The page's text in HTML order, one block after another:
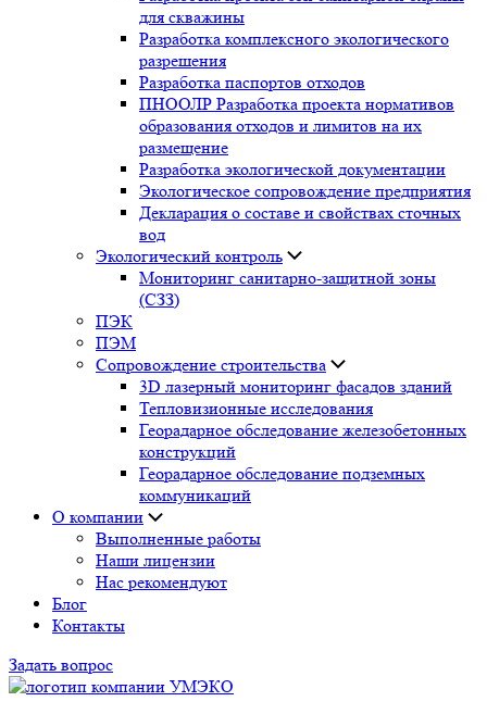
для скважины
Разработка комплексного экологического
разрешения
Разработка паспортов отходов
ПНООЛР Разработка проекта нормативов
образования отходов и лимитов на их
размещение
Разработка экологической документации
Экологическое сопровождение предприятия
Декларация о составе и свойствах сточных
вод
Экологический контроль
Мониторинг санитарно-защитной зоны
(СЗЗ)
ПЭК
ПЭМ
Сопровождение строительства
3D лазерный мониторинг фасадов зданий
Тепловизионные исследования
Георадарное обследование железобетонных
конструкций
Георадарное обследование подземных
коммуникаций
О компании
Выполненные работы
Наши лицензии
Нас рекомендуют
Блог
Контакты
Задать вопрос